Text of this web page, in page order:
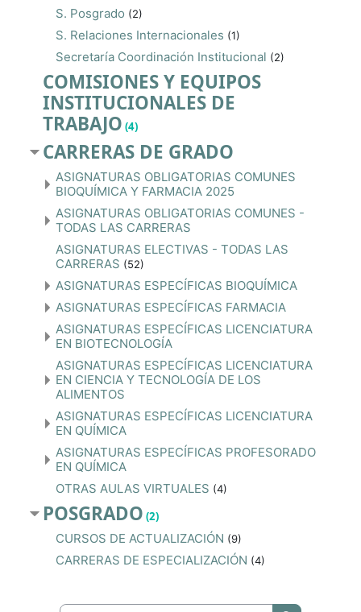
S. Posgrado (2)
S. Relaciones Internacionales (1)
Secretaría Coordinación Institucional (2)
COMISIONES Y EQUIPOS
INSTITUCIONALES DE
TRABAJO (4)
CARRERAS DE GRADO
ASIGNATURAS OBLIGATORIAS COMUNES
BIOQUÍMICA Y FARMACIA 2025
ASIGNATURAS OBLIGATORIAS COMUNES -
TODAS LAS CARRERAS
ASIGNATURAS ELECTIVAS - TODAS LAS
CARRERAS (52)
ASIGNATURAS ESPECÍFICAS BIOQUÍMICA
ASIGNATURAS ESPECÍFICAS FARMACIA
ASIGNATURAS ESPECÍFICAS LICENCIATURA
EN BIOTECNOLOGÍA
ASIGNATURAS ESPECÍFICAS LICENCIATURA
EN CIENCIA Y TECNOLOGÍA DE LOS
ALIMENTOS
ASIGNATURAS ESPECÍFICAS LICENCIATURA
EN QUÍMICA
ASIGNATURAS ESPECÍFICAS PROFESORADO
EN QUÍMICA
OTRAS AULAS VIRTUALES (4)
POSGRADO (2)
CURSOS DE ACTUALIZACIÓN (9)
CARRERAS DE ESPECIALIZACIÓN (4)